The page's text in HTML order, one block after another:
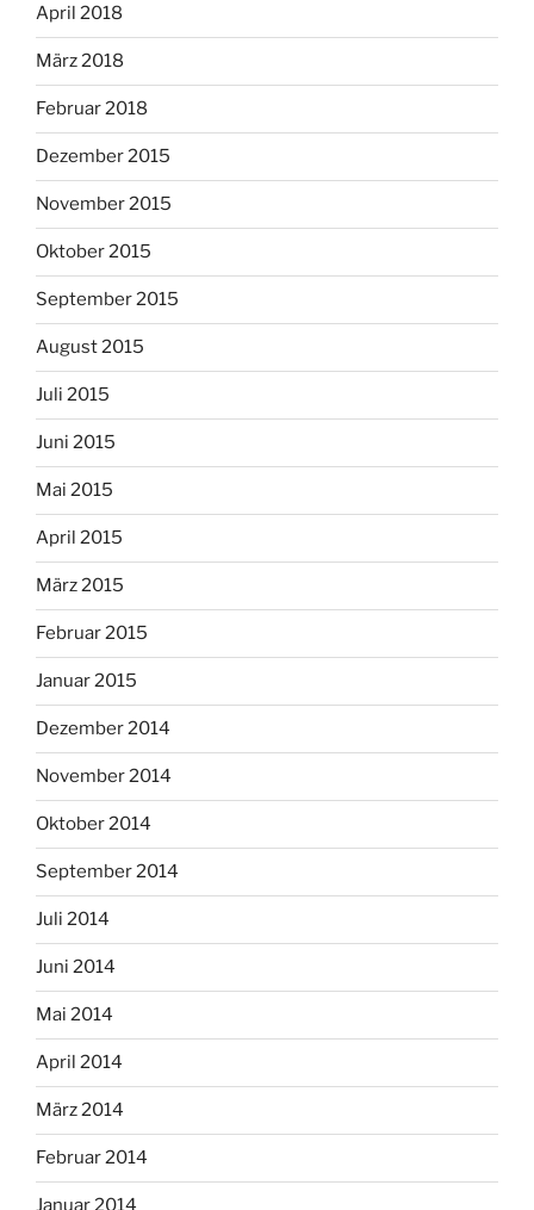
April 2018
März 2018
Februar 2018
Dezember 2015
November 2015
Oktober 2015
September 2015
August 2015
Juli 2015
Juni 2015
Mai 2015
April 2015
März 2015
Februar 2015
Januar 2015
Dezember 2014
November 2014
Oktober 2014
September 2014
Juli 2014
Juni 2014
Mai 2014
April 2014
März 2014
Februar 2014
Januar 2014